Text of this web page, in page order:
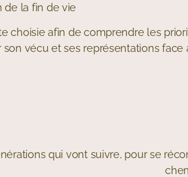
de la fin de vie
choisie afin de comprendre les
son vécu et ses représentations
qui vont suivre, pour se